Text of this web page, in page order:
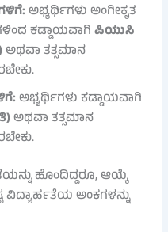
ಅಭ್ಯರ್ಥಿಗಳು ಅಂಗೀಕೃತ
ಕಡ್ಡಾಯವಾಗಿಪಿಯುಸಿ
ಅಥವಾ ತತ್ಸಮಾನ
ಅಭ್ಯರ್ಥಿಗಳು ಕಡ್ಡಾಯವಾಗಿ
ಅಥವಾ ತತ್ಸಮಾನ
ಹೊಂದಿದ್ದರೂ, ಆಯ್ಕೆ
ಅಂಕಗಳನ್ನು